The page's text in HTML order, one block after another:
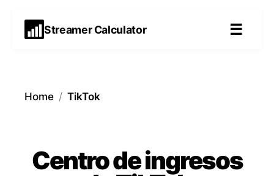
Streamer Calculator ☰
Home / TikTok
Centro de ingresos